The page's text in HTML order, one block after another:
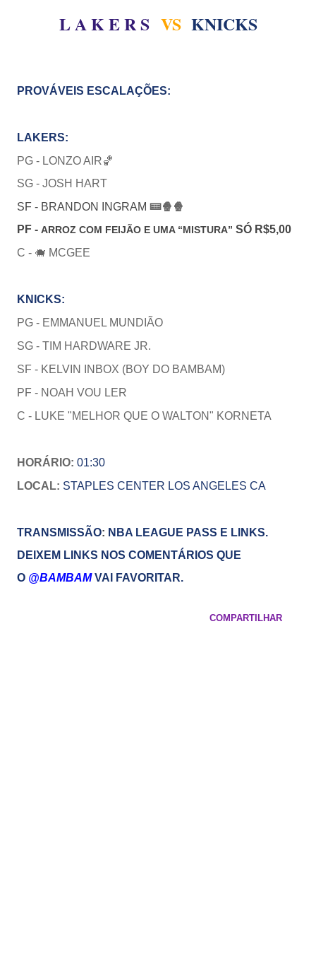
L A K E R S VSKNICKS
PROVÁVEIS ESCALAÇÕES:
LAKERS:
PG - LONZO AIR🏀
SG - JOSH HART
SF - BRANDON INGRAM 🝚🍿🍿
PF - ARROZ COM FEIJÃO E UMA “MISTURA” SÓ R$5,00
C - 🐗 MCGEE
KNICKS:
PG - EMMANUEL MUNDIÃO
SG - TIM HARDWARE JR.
SF - KELVIN INBOX (BOY DO BAMBAM)
PF - NOAH VOU LER
C - LUKE "MELHOR QUE O WALTON" KORNETA
HORÁRIO: 01:30
LOCAL: STAPLES CENTER LOS ANGELES CA
TRANSMISSÃO: NBA LEAGUE PASS E LINKS.
DEIXEM LINKS NOS COMENTÁRIOS QUE
O @BAMBAMVAI FAVORITAR.
COMPARTILHAR